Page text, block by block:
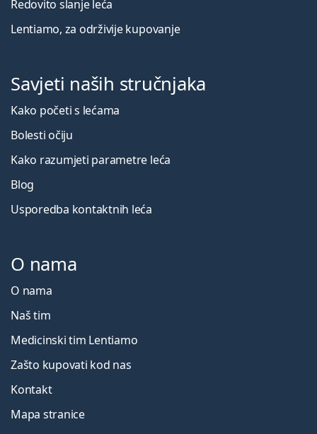
Redovito slanje leća
Lentiamo, za održivije kupovanje
Savjeti naših stručnjaka
Kako početi s lećama
Bolesti očiju
Kako razumjeti parametre leća
Blog
Usporedba kontaktnih leća
O nama
O nama
Naš tim
Medicinski tim Lentiamo
Zašto kupovati kod nas
Kontakt
Mapa stranice